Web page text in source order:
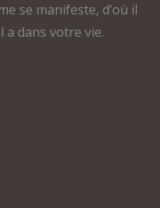
se manifeste, d’où il
a dans votre vie.